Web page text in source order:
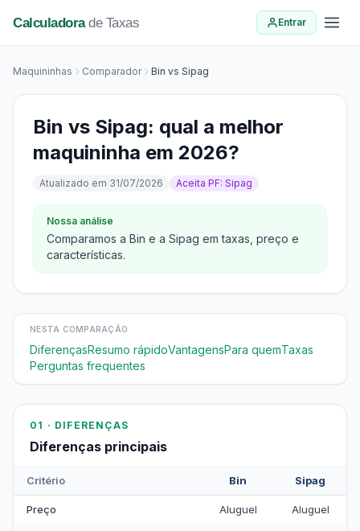
Calculadorade Taxas Entrar
Maquininhas Comparador Bin vs Sipag
Bin vs Sipag: qual a melhor
maquininha em 2026?
Atualizado em 31/07/2026 Aceita PF: Sipag
Nossa análise
Comparamos a Bin e a Sipag em taxas, preço e
características.
NESTA COMPARAÇÃO
DiferençasResumo rápidoVantagensPara quemTaxas
Perguntas frequentes
01 · DIFERENÇAS
Diferenças principais
Critério Bin Sipag
Preço Aluguel Aluguel